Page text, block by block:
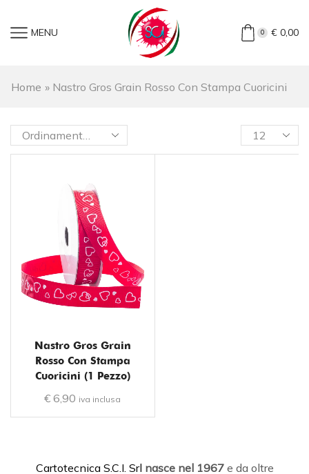
MENU 0 €0,00
Home » Nastro Gros Grain Rosso Con Stampa Cuoricini
Nastro Gros Grain
Rosso Con Stampa
Cuoricini (1 Pezzo)
€ 6,90 iva inclusa
Cartotecnica S.C.I. Srl nasce nel 1967e da oltre